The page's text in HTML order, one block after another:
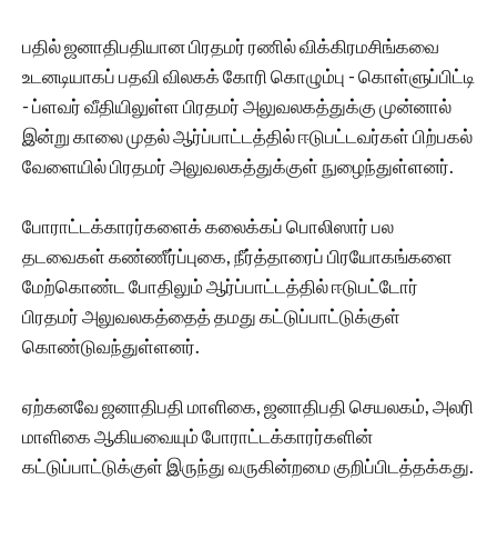
பதில் ஜனாதிபதியான பிரதமர் ரணில் விக்கிரமசிங்கவை
உடனடியாகப் பதவி விலகக் கோரி கொழும்பு - கொள்ளுப்பிட்டி
- ப்ளவர் வீதியிலுள்ள பிரதமர் அலுவலகத்துக்கு முன்னால்
இன்று காலை முதல் ஆர்ப்பாட்டத்தில் ஈடுபட்டவர்கள் பிற்பகல்
வேளையில் பிரதமர் அலுவலகத்துக்குள் நுழைந்துள்ளனர்.
போராட்டக்காரர்களைக் கலைக்கப் பொலிஸார் பல
தடவைகள் கண்ணீர்ப்புகை, நீர்த்தாரைப் பிரயோகங்களை
மேற்கொண்ட போதிலும் ஆர்ப்பாட்டத்தில் ஈடுபட்டோர்
பிரதமர் அலுவலகத்தைத் தமது கட்டுப்பாட்டுக்குள்
கொண்டுவந்துள்ளனர்.
ஏற்கனவே ஜனாதிபதி மாளிகை, ஜனாதிபதி செயலகம், அலரி
மாளிகை ஆகியவையும் போராட்டக்காரர்களின்
கட்டுப்பாட்டுக்குள் இருந்து வருகின்றமை குறிப்பிடத்தக்கது.